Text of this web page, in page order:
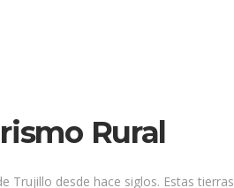
Rural
Trujillo desde hace siglos. Estas tierras